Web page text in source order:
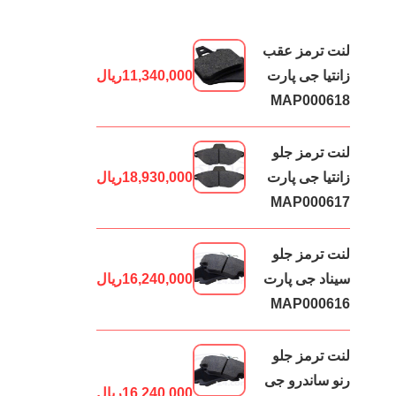
لنت ترمز عقب
زانتیا جی پارت
MAP000618
11,340,000ریال
لنت ترمز جلو
زانتیا جی پارت
MAP000617
18,930,000ریال
لنت ترمز جلو
سیناد جی پارت
MAP000616
16,240,000ریال
لنت ترمز جلو
رنو ساندرو جی
16,240,000ریال